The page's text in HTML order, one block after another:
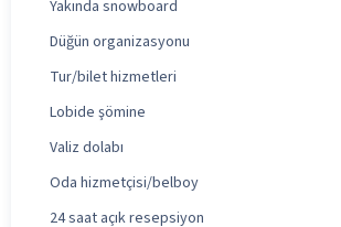
Yakında snowboard
Düğün organizasyonu
Tur/bilet hizmetleri
Lobide şömine
Valiz dolabı
Oda hizmetçisi/belboy
24 saat açık resepsiyon